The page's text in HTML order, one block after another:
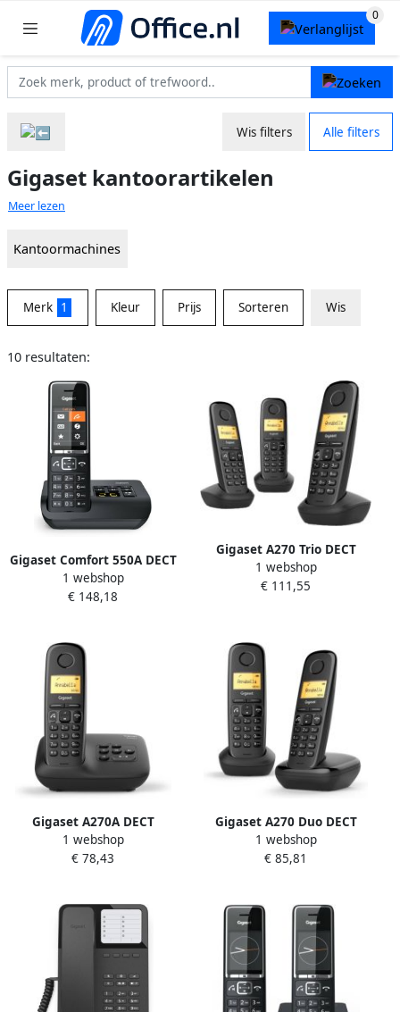
Wis filters Alle filters
Gigaset kantoorartikelen
Meer lezen
Kantoormachines
Merk 1 Kleur Prijs Sorteren Wis
10 resultaten:
Gigaset Comfort 550A DECT
draadloze telefoon met
antwoordapparaat zwart
1 webshop
€ 148,18
Gigaset A270 Trio DECT
draadloze telefoon met 2
extra handsets zwart
1 webshop
€ 111,55
Gigaset A270A DECT
draadloze telefoon met
antwoordapparaat zwart
1 webshop
€ 78,43
Gigaset A270 Duo DECT
draadloze telefoon met
extra handset zwart
1 webshop
€ 85,81